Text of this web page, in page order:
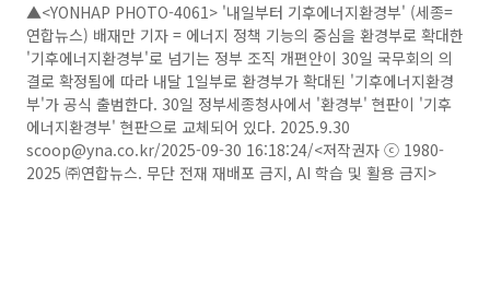
▲<YONHAP PHOTO-4061> '내일부터 기후에너지환경부' (세종=
연합뉴스) 배재만 기자 = 에너지 정책 기능의 중심을 환경부로 확대한
'기후에너지환경부'로 넘기는 정부 조직 개편안이 30일 국무회의 의
결로 확정됨에 따라 내달 1일부로 환경부가 확대된 '기후에너지환경
부'가 공식 출범한다. 30일 정부세종청사에서 '환경부' 현판이 '기후
에너지환경부' 현판으로 교체되어 있다. 2025.9.30
scoop@yna.co.kr/2025-09-30 16:18:24/<저작권자 ⓒ 1980-
2025 ㈜연합뉴스. 무단 전재 재배포 금지, AI 학습 및 활용 금지>